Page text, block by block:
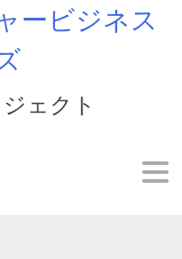
ービジネス
ェクト